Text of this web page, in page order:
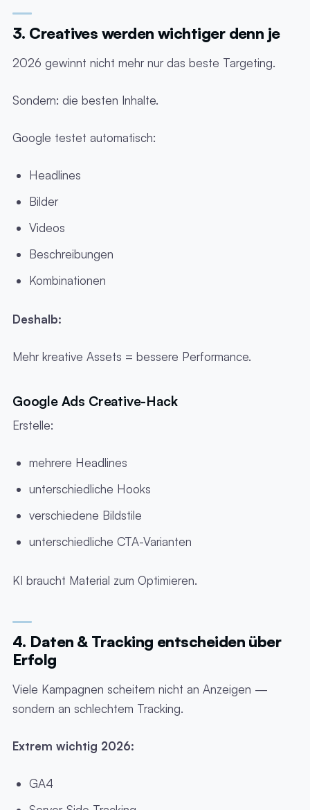
3. Creatives werden wichtiger denn je
2026 gewinnt nicht mehr nur das beste Targeting.
Sondern: die besten Inhalte.
Google testet automatisch:
Headlines
Bilder
Videos
Beschreibungen
Kombinationen
Deshalb:
Mehr kreative Assets = bessere Performance.
Google Ads Creative-Hack
Erstelle:
mehrere Headlines
unterschiedliche Hooks
verschiedene Bildstile
unterschiedliche CTA-Varianten
KI braucht Material zum Optimieren.
4. Daten & Tracking entscheiden über
Erfolg
Viele Kampagnen scheitern nicht an Anzeigen —
sondern an schlechtem Tracking.
Extrem wichtig 2026:
GA4